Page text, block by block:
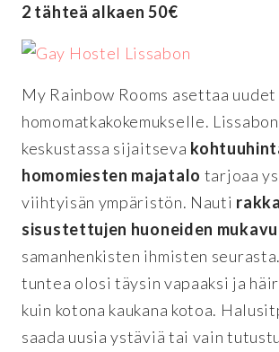
2 tähteä alkaen 50€
My Rainbow Rooms asettaa
homomatkakokemukselle.
keskustassa sijaitseva
homomiesten majatalo tarjoaa
viihtyisän ympäristön. Nauti
sisustettujen huoneiden
samanhenkisten ihmisten
tuntea olosi täysin vapaaksi ja
kuin kotona kaukana kotoa.
saada uusia ystäviä tai vain